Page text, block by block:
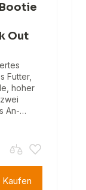
Out
Futter,
hoher
An-…
Kaufen